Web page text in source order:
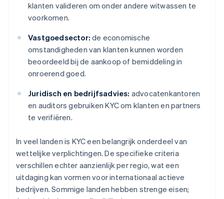
klanten valideren om onder andere witwassen te
voorkomen.
Vastgoedsector: de economische
omstandigheden van klanten kunnen worden
beoordeeld bij de aankoop of bemiddeling in
onroerend goed.
Juridisch en bedrijfsadvies: advocatenkantoren
en auditors gebruiken KYC om klanten en partners
te verifiëren.
In veel landen is KYC een belangrijk onderdeel van
wettelijke verplichtingen. De specifieke criteria
verschillen echter aanzienlijk per regio, wat een
uitdaging kan vormen voor internationaal actieve
bedrijven. Sommige landen hebben strenge eisen;